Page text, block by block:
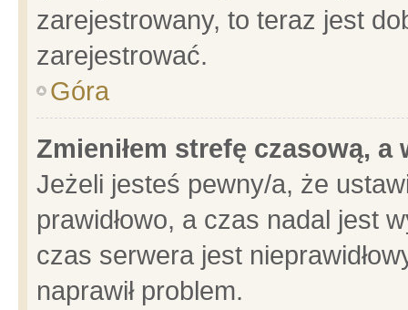
zarejestrowany, to teraz jest
zarejestrować.
Góra
Zmieniłem strefę czasową,
Jeżeli jesteś pewny/a, że
prawidłowo, a czas nadal jest
czas serwera jest
naprawił problem.